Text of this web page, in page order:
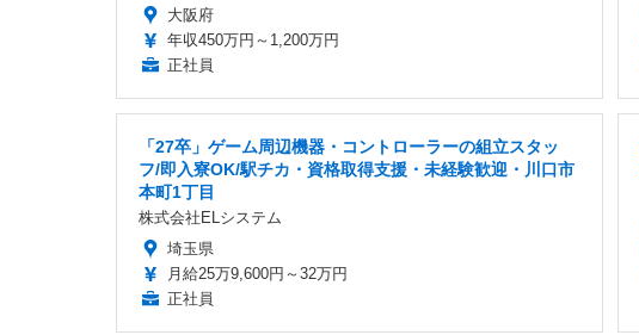
大阪府
年収450万円～1,200万円
正社員
「27卒」ゲーム周辺機器・コントローラーの組立スタッ
フ/即入寮OK/駅チカ・資格取得支援・未経験歓迎・川口市
本町1丁目
株式会社ELシステム
埼玉県
月給25万9,600円～32万円
正社員